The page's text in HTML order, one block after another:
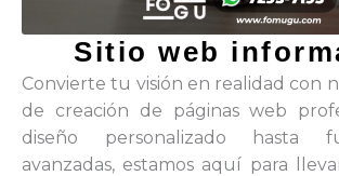
Sitio web
Convierte tu visión en realidad con
de creación de páginas web
diseño personalizado hasta
avanzadas, estamos aquí para